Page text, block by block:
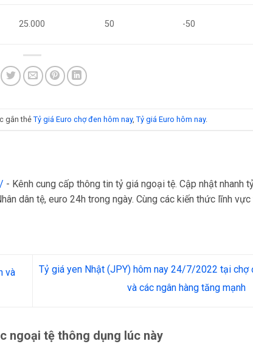
25.000 50 -50
gắn thẻTỷ giá Euro chợ đen hôm nay, Tỷ giá Euro hôm nay.
- Kênh cung cấp thông tin tỷ giá ngoại tệ. Cập nhật nhanh
dân tệ, euro 24h trong ngày. Cùng các kiến thức lĩnh
và
Tỷ giá yen Nhật (JPY) hôm nay 24/7/2022 tại chợ
và các ngân hàng tăng mạnh
ngoại tệ thông dụng lúc này